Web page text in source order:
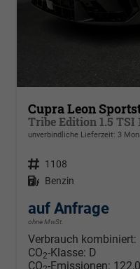
Cupra Leon
unverbindliche Lieferzeit: 3
Fahrzeugnr. 1108
Kraftstoff Benzin
auf Anfrage
ohne MwSt.
Verbrauch kombiniert:
CO2-Klasse: D
CO -Emissionen: